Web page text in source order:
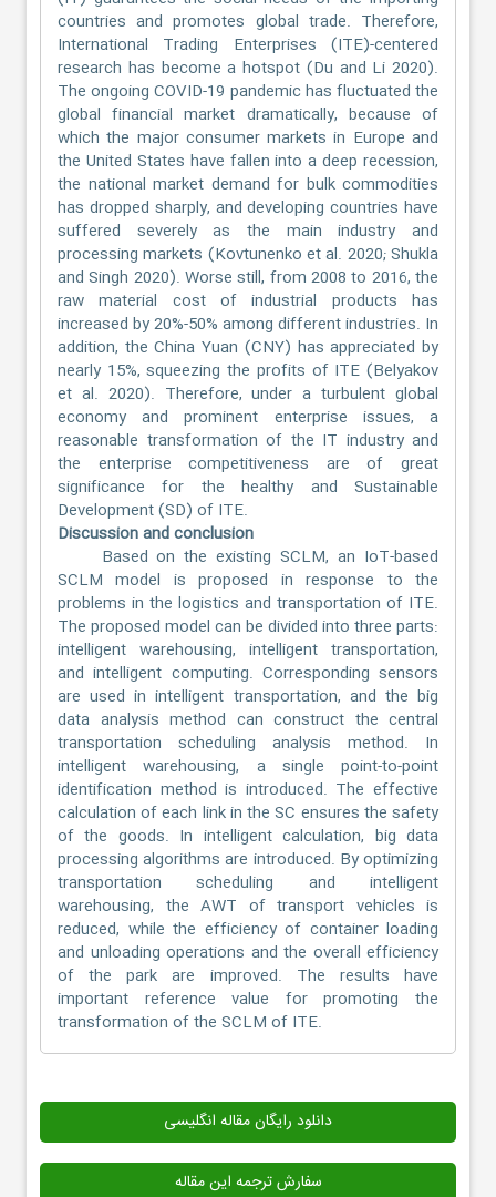
countries and promotes global trade. Therefore,
International Trading Enterprises (ITE)-centered
research has become a hotspot (Du and Li 2020).
The ongoing COVID-19 pandemic has fluctuated the
global financial market dramatically, because of
which the major consumer markets in Europe and
the United States have fallen into a deep recession,
the national market demand for bulk commodities
has dropped sharply, and developing countries have
suffered severely as the main industry and
processing markets (Kovtunenko et al. 2020; Shukla
and Singh 2020). Worse still, from 2008 to 2016, the
raw material cost of industrial products has
increased by 20%-50% among different industries. In
addition, the China Yuan (CNY) has appreciated by
nearly 15%, squeezing the profits of ITE (Belyakov
et al. 2020). Therefore, under a turbulent global
economy and prominent enterprise issues, a
reasonable transformation of the IT industry and
the enterprise competitiveness are of great
significance for the healthy and Sustainable
Development (SD) of ITE.
Discussion and conclusion
Based on the existing SCLM, an IoT-based
SCLM model is proposed in response to the
problems in the logistics and transportation of ITE.
The proposed model can be divided into three parts:
intelligent warehousing, intelligent transportation,
and intelligent computing. Corresponding sensors
are used in intelligent transportation, and the big
data analysis method can construct the central
transportation scheduling analysis method. In
intelligent warehousing, a single point-to-point
identification method is introduced. The effective
calculation of each link in the SC ensures the safety
of the goods. In intelligent calculation, big data
processing algorithms are introduced. By optimizing
transportation scheduling and intelligent
warehousing, the AWT of transport vehicles is
reduced, while the efficiency of container loading
and unloading operations and the overall efficiency
of the park are improved. The results have
important reference value for promoting the
transformation of the SCLM of ITE.
دانلود رایگان مقاله انگلیسی
سفارش ترجمه این مقاله